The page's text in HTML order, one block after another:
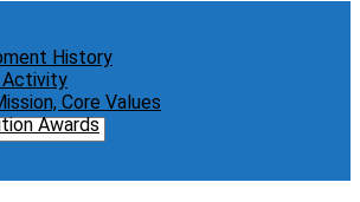
History
Activity
Core Values
Awards